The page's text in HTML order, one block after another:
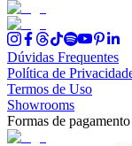
Dúvidas Frequentes
Política de
Termos de Uso
Showrooms
Formas de pagamento